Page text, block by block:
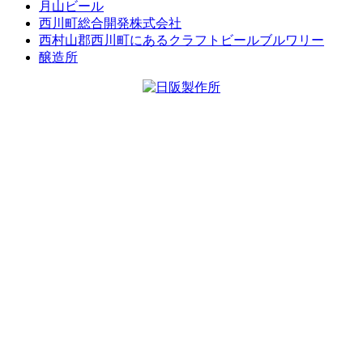
月山ビール
西川町総合開発株式会社
西村山郡西川町にあるクラフトビールブルワリー
醸造所